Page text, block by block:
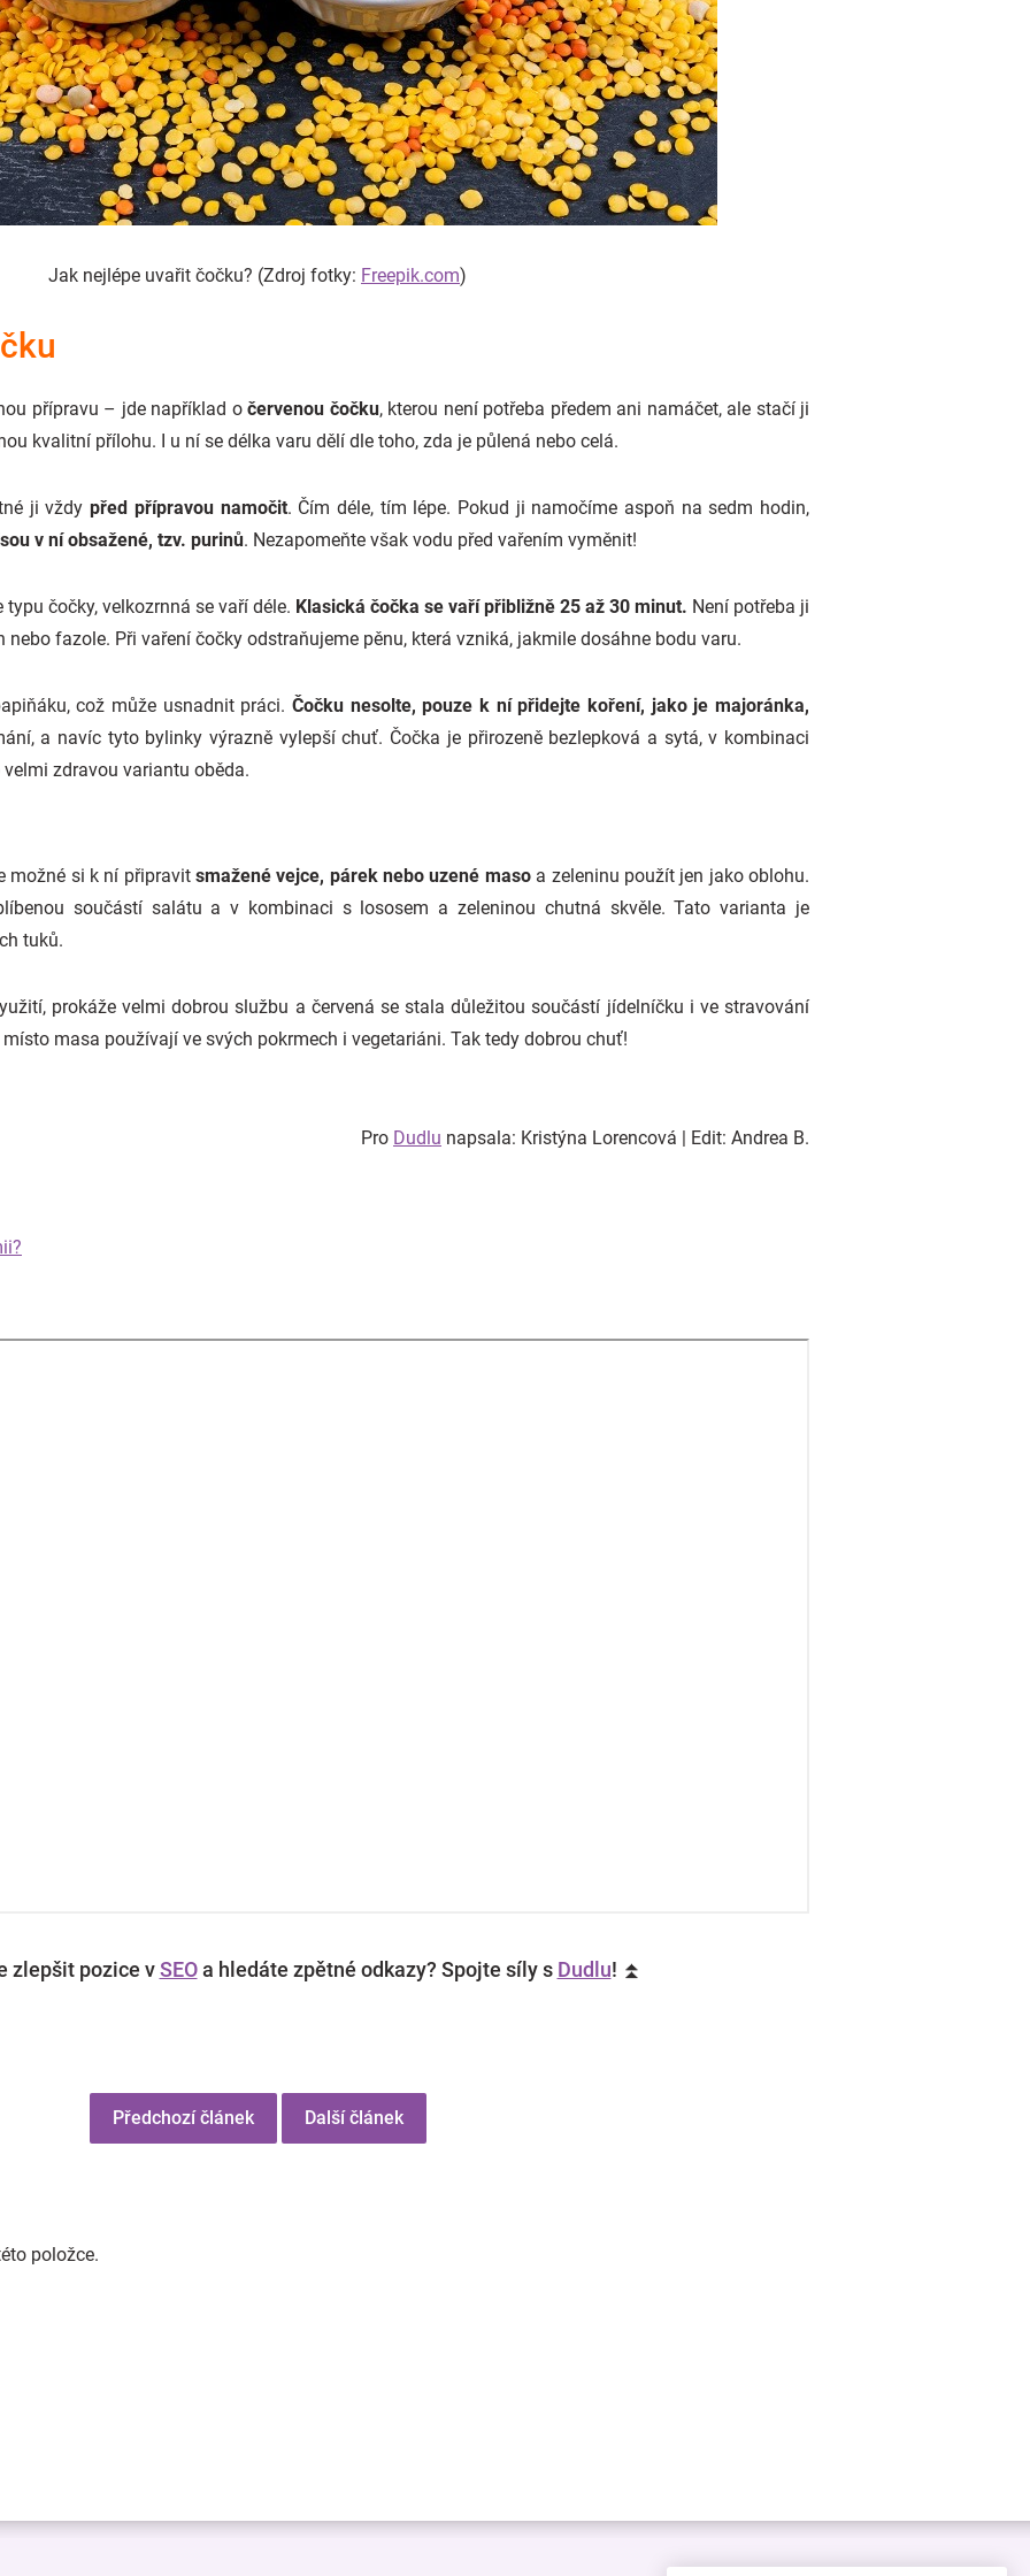
Jak nejlépe uvařit čočku? (Zdroj fotky: Freepik.com)
přípravu – jde například o červenou čočku, kterou není potřeba předem ani namáčet, ale stačí ji
kvalitní přílohu. I u ní se délka varu dělí dle toho, zda je půlená nebo celá.
ji vždy před přípravou namočit. Čím déle, tím lépe. Pokud ji namočíme aspoň na sedm hodin,
v ní obsažené, tzv. purinů. Nezapomeňte však vodu před vařením vyměnit!
čočky, velkozrnná se vaří déle. Klasická čočka se vaří přibližně 25 až 30 minut. Není potřeba ji
fazole. Při vaření čočky odstraňujeme pěnu, která vzniká, jakmile dosáhne bodu varu.
což může usnadnit práci. Čočku nesolte, pouze k ní přidejte koření, jako je majoránka,
a navíc tyto bylinky výrazně vylepší chuť. Čočka je přirozeně bezlepková a sytá, v kombinaci
velmi zdravou variantu oběda.
možné si k ní připravit smažené vejce, párek nebo uzené masoa zeleninu použít jen jako oblohu.
součástí salátu a v kombinaci s lososem a zeleninou chutná skvěle. Tato varianta je
tuků.
prokáže velmi dobrou službu a červená se stala důležitou součástí jídelníčku i ve stravování
masa používají ve svých pokrmech i vegetariáni. Tak tedy dobrou chuť!
Pro Dudlu napsala: Kristýna Lorencová | Edit: Andrea B.
zlepšit pozice vSEOa hledáte zpětné odkazy? Spojte síly s Dudlu! ⏫
Předchozí článek Další článek
položce.